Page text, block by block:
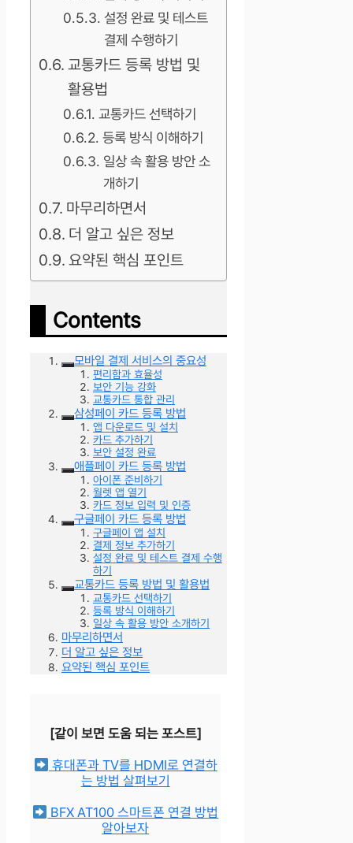
설정 완료 및 테스트
결제 수행하기
교통카드 등록 방법 및
활용법
교통카드 선택하기
등록 방식 이해하기
일상 속 활용 방안 소
개하기
마무리하면서
더 알고 싶은 정보
요약된 핵심 포인트
Contents
모바일 결제 서비스의 중요성
편리함과 효율성
보안 기능 강화
교통카드 통합 관리
삼성페이 카드 등록 방법
앱 다운로드 및 설치
카드 추가하기
보안 설정 완료
애플페이 카드 등록 방법
아이폰 준비하기
월렛 앱 열기
카드 정보 입력 및 인증
구글페이 카드 등록 방법
구글페이 앱 설치
결제 정보 추가하기
설정 완료 및 테스트 결제 수행
하기
교통카드 등록 방법 및 활용법
교통카드 선택하기
등록 방식 이해하기
일상 속 활용 방안 소개하기
마무리하면서
더 알고 싶은 정보
요약된 핵심 포인트
[같이 보면 도움 되는 포스트]
휴대폰과 TV를 HDMI로 연결하
는 방법 살펴보기
BFX AT100 스마트폰 연결 방법
알아보자